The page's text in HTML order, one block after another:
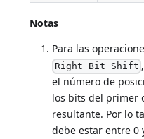
Notas
Para las
Right Bit Shift
el número de
los bits del primer
resultante. Por lo
debe estar entre 0